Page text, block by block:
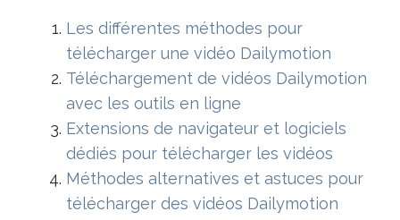
Les différentes méthodes pour
télécharger une vidéo Dailymotion
Téléchargement de vidéos Dailymotion
avec les outils en ligne
Extensions de navigateur et logiciels
dédiés pour télécharger les vidéos
Méthodes alternatives et astuces pour
télécharger des vidéos Dailymotion